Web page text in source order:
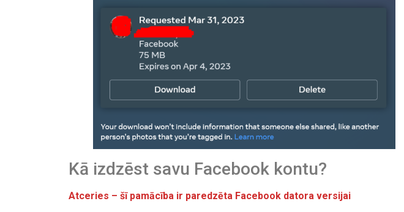
Kā izdzēst savu Facebook kontu?
Atceries – šī pamācība ir paredzēta Facebook datora versijai